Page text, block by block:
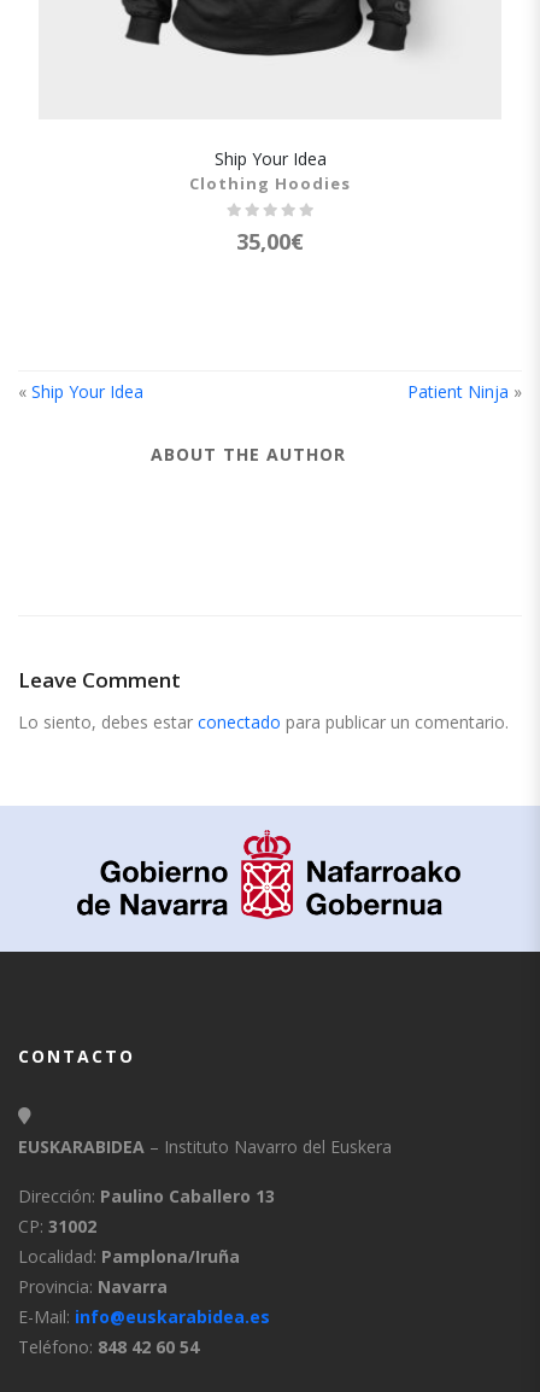
SHOW DETAILS
Ship Your Idea
Clothing Hoodies
35,00€
« Ship Your Idea Patient Ninja »
ABOUT THE AUTHOR
Leave Comment
Lo siento, debes estar conectado para publicar un comentario.
CONTACTO
EUSKARABIDEA – Instituto Navarro del Euskera
Dirección: Paulino Caballero 13
CP: 31002
Localidad: Pamplona/Iruña
Provincia: Navarra
E-Mail: info@euskarabidea.es
Teléfono: 848 42 60 54